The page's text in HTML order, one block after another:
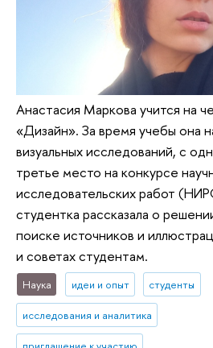
Анастасия Маркова учится на
«Дизайн». За время учебы она
визуальных исследований, с
третье место на конкурсе
исследовательских работ
студентка рассказала о
поиске источников и
и советах студентам.
Наука идеи и опыт студенты
исследования и аналитика